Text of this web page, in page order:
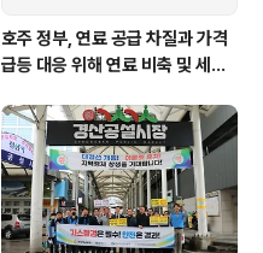
호주 정부, 연료 공급 차질과 가격
급등 대응 위해 연료 비축 및 세제